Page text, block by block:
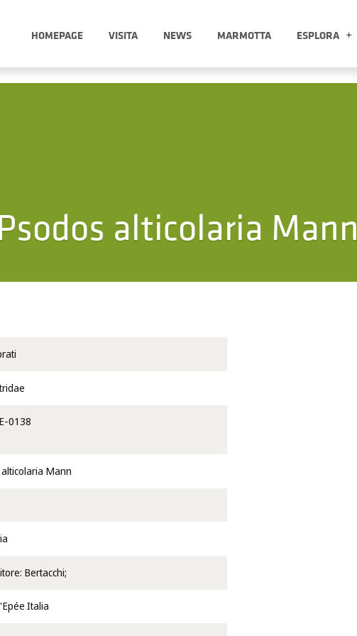
HOMEPAGE VISITA NEWS MARMOTTA ESPLORA
alticolaria Mann
0138
Mann
Bertacchi;
Italia